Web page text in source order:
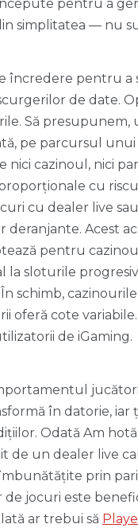
pentru a
simplitatea — nu
încredere pentru
de date.
Să presupunem,
pe parcursul
nici cazinoul, nici
cu
cu dealer live
deranjante. Acest
pentru
la sloturile
schimb,
oferă cote
de iGaming.
în datorie,
Odată Am
un dealer live
prin
jocuri este
ar trebui să